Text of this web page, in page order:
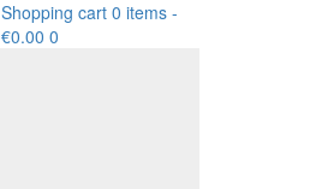
Shopping cart 0 items -
€0.00 0